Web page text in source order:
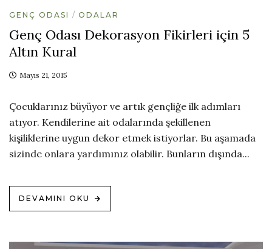
GENÇ ODASI ODALAR
Genç Odası Dekorasyon Fikirleri için 5
Altın Kural
Mayıs 21, 2015
Çocuklarınız büyüyor ve artık gençliğe ilk adımları
atıyor. Kendilerine ait odalarında şekillenen
kişiliklerine uygun dekor etmek istiyorlar. Bu aşamada
sizinde onlara yardımınız olabilir. Bunların dışında...
DEVAMINI OKU